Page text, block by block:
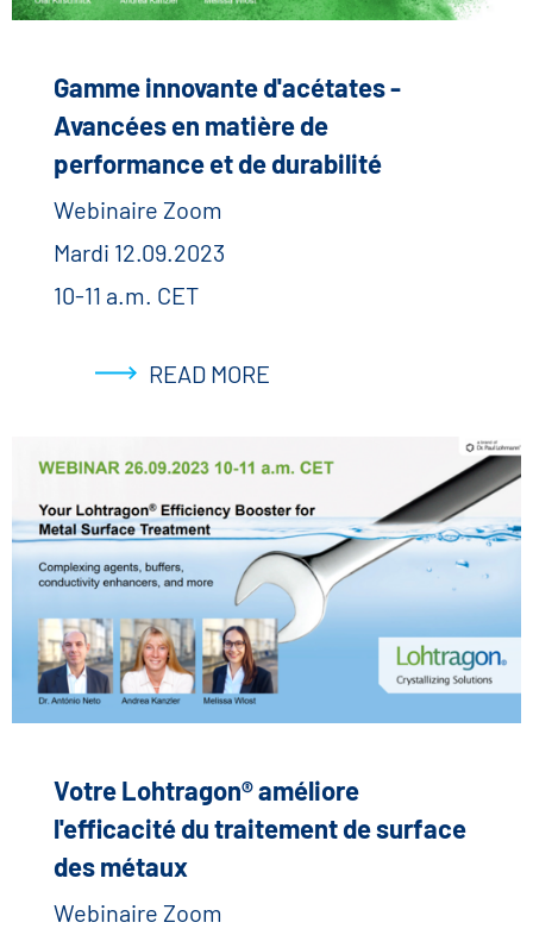
Gamme innovante d'acétates -
Avancées en matière de
performance et de durabilité
Webinaire Zoom
Mardi 12.09.2023
10-11 a.m. CET
READ MORE
Votre Lohtragon® améliore
l'efficacité du traitement de surface
des métaux
Webinaire Zoom